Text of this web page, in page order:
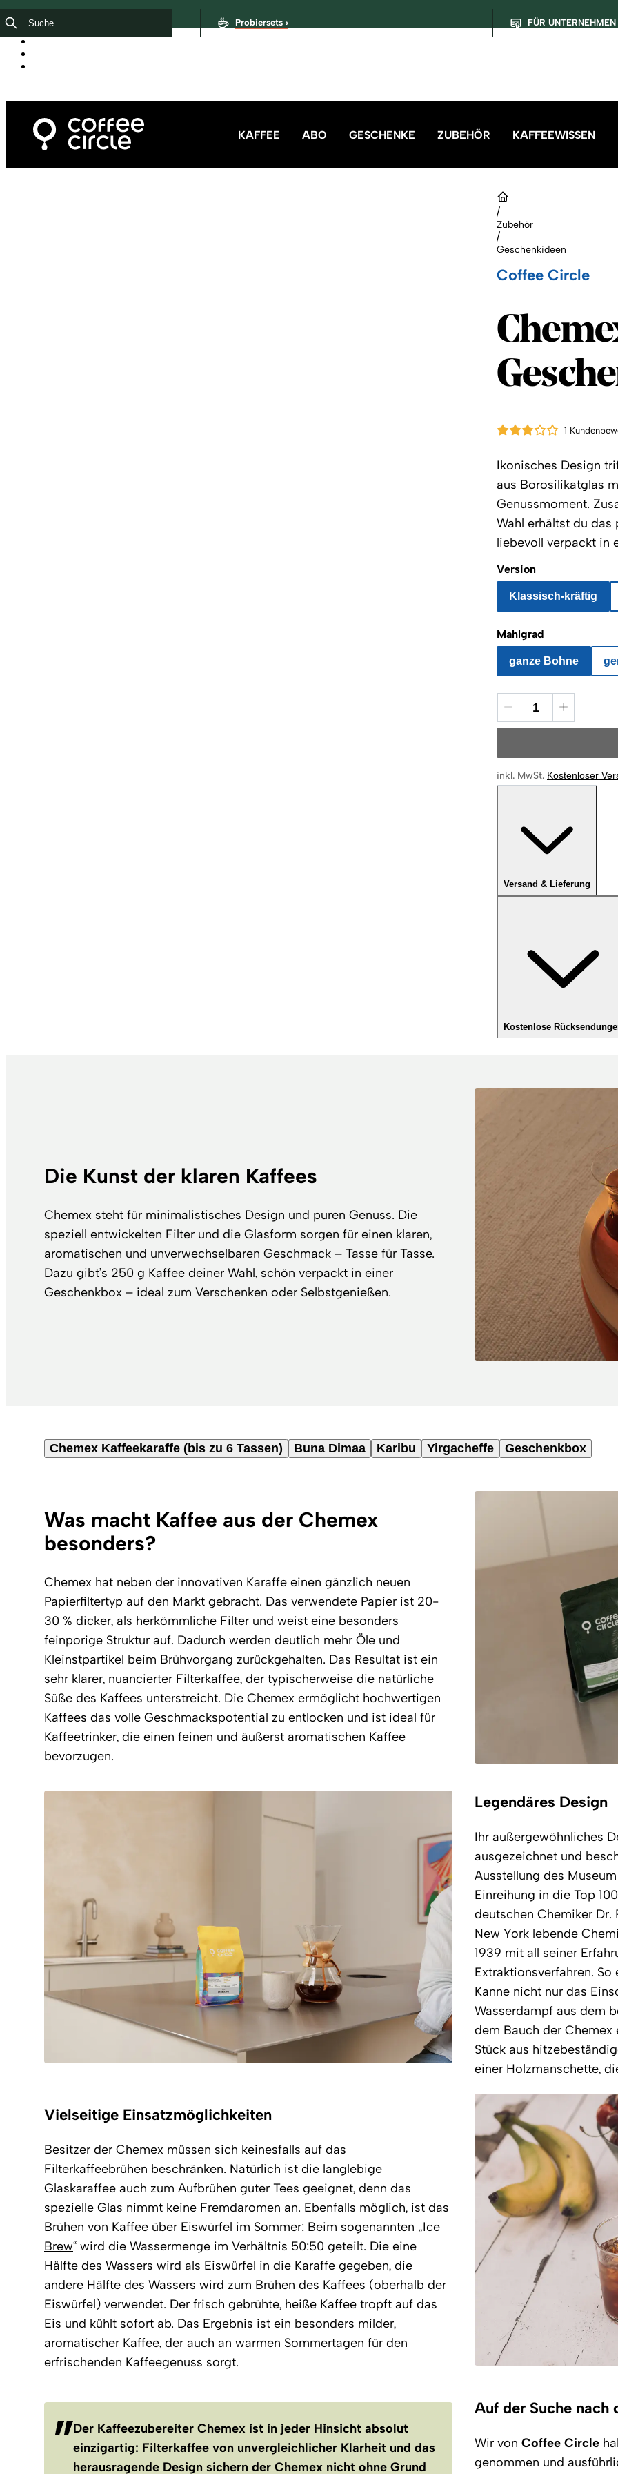
Probiersets › FÜR UNTERNEHMEN
KAFFEE ABO GESCHENKE ZUBEHÖR KAFFEEWISSEN
/
Zubehör
/
Geschenkideen
Version
Klassisch-kräftig
Mahlgrad
ganze Bohne
Coffee Circle
Coffee
1
Ikonisches Design
aus Borosilikatglas
Genussmoment.
Wahl erhältst du das
liebevoll verpackt in
inkl. MwSt. Kostenloser
Versand & Lieferung
Kostenlose
Die Kunst der klaren Kaffees
Chemex steht für minimalistisches Design und puren Genuss. Die
speziell entwickelten Filter und die Glasform sorgen für einen klaren,
aromatischen und unverwechselbaren Geschmack – Tasse für Tasse.
Dazu gibt’s 250 g Kaffee deiner Wahl, schön verpackt in einer
Geschenkbox – ideal zum Verschenken oder Selbstgenießen.
Chemex Kaffeekaraffe (bis zu 6 Tassen) Buna Dimaa Karibu Yirgacheffe Geschenkbox
Was macht Kaffee aus der Chemex
besonders?
Chemex hat neben der innovativen Karaffe einen gänzlich neuen
Papierfiltertyp auf den Markt gebracht. Das verwendete Papier ist 20-
30 % dicker, als herkömmliche Filter und weist eine besonders
feinporige Struktur auf. Dadurch werden deutlich mehr Öle und
Kleinstpartikel beim Brühvorgang zurückgehalten. Das Resultat ist ein
sehr klarer, nuancierter Filterkaffee, der typischerweise die natürliche
Süße des Kaffees unterstreicht. Die Chemex ermöglicht hochwertigen
Kaffees das volle Geschmackspotential zu entlocken und ist ideal für
Kaffeetrinker, die einen feinen und äußerst aromatischen Kaffee
bevorzugen.
Legendäres Design
Ihr außergewöhnliches
ausgezeichnet und
Ausstellung des
Einreihung in die Top
deutschen Chemiker Dr.
New York lebende
1939 mit all seiner
Extraktionsverfahren.
Kanne nicht nur das
Wasserdampf aus dem
dem Bauch der
Stück aus
einer Holzmanschette,
Vielseitige Einsatzmöglichkeiten
Besitzer der Chemex müssen sich keinesfalls auf das
Filterkaffeebrühen beschränken. Natürlich ist die langlebige
Glaskaraffee auch zum Aufbrühen guter Tees geeignet, denn das
spezielle Glas nimmt keine Fremdaromen an. Ebenfalls möglich, ist das
Brühen von Kaffee über Eiswürfel im Sommer: Beim sogenannten „Ice
Brew“ wird die Wassermenge im Verhältnis 50:50 geteilt. Die eine
Hälfte des Wassers wird als Eiswürfel in die Karaffe gegeben, die
andere Hälfte des Wassers wird zum Brühen des Kaffees (oberhalb der
Eiswürfel) verwendet. Der frisch gebrühte, heiße Kaffee tropft auf das
Eis und kühlt sofort ab. Das Ergebnis ist ein besonders milder,
aromatischer Kaffee, der auch an warmen Sommertagen für den
erfrischenden Kaffeegenuss sorgt.
Der Kaffeezubereiter Chemex ist in jeder Hinsicht absolut
einzigartig: Filterkaffee von unvergleichlicher Klarheit und das
herausragende Design sichern der Chemex nicht ohne Grund
Auf der Suche nach
Wir von Coffee Circle
genommen und